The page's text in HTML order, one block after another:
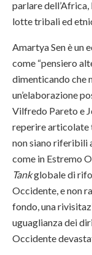
parlare
lotte tribali ed
Amartya Sen è un
come “pensiero
dimenticando che
un’elaborazione
Vilfredo Pareto e
reperire articolate
non siano riferibili
come in Estremo
Tankglobale di
Occidente, e non
fondo, una
uguaglianza dei
Occidente